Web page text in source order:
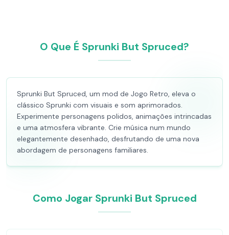
O Que É Sprunki But Spruced?
Sprunki But Spruced, um mod de Jogo Retro, eleva o
clássico Sprunki com visuais e som aprimorados.
Experimente personagens polidos, animações intrincadas
e uma atmosfera vibrante. Crie música num mundo
elegantemente desenhado, desfrutando de uma nova
abordagem de personagens familiares.
Como Jogar Sprunki But Spruced